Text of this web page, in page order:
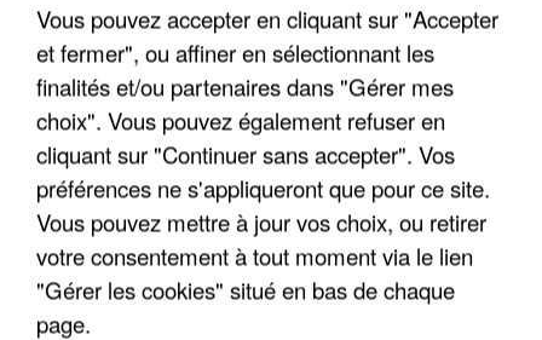
UN SECOND CADRE DE LA DZ MAFIA
INTERPELLÉ EN ALGÉRIE
Vous pouvez accepter en cliquant sur "Accepter
et fermer", ou affiner en sélectionnant les
finalités et/ou partenaires dans "Gérer mes
choix". Vous pouvez également refuser en
cliquant sur "Continuer sans accepter". Vos
préférences ne s'appliqueront que pour ce site.
Vous pouvez mettre à jour vos choix, ou retirer
votre consentement à tout moment via le lien
"Gérer les cookies" situé en bas de chaque
page.